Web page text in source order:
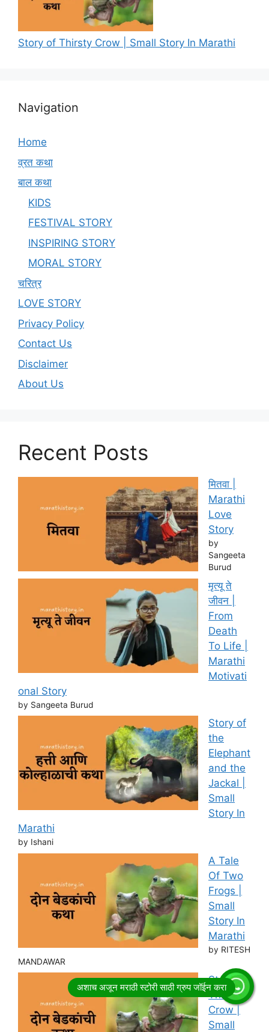
Story of Thirsty Crow | Small Story In Marathi
Navigation
Home
व्रत कथा
बाल कथा
KIDS
FESTIVAL STORY
INSPIRING STORY
MORAL STORY
चरित्र
LOVE STORY
Privacy Policy
Contact Us
Disclaimer
About Us
Recent Posts
मितवा |
Marathi
Love
Story
by
Sangeeta
Burud
मृत्यू ते
जीवन |
From
Death
To Life |
Marathi
Motivati
onal Story
by Sangeeta Burud
Story of
the
Elephant
and the
Jackal |
Small
Story In
Marathi
by Ishani
A Tale
Of Two
Frogs |
Small
Story In
Marathi
by RITESH
MANDAWAR
Story of
Thirsty
Crow |
Small